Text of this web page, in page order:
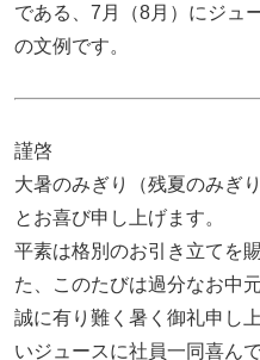
である、7月（8月）にジュ
の文例です。
謹啓
大暑のみぎり（残夏のみぎ
とお喜び申し上げます。
平素は格別のお引き立てを
た、このたびは過分なお中
誠に有り難く暑く御礼申し
いジュースに社員一同喜ん